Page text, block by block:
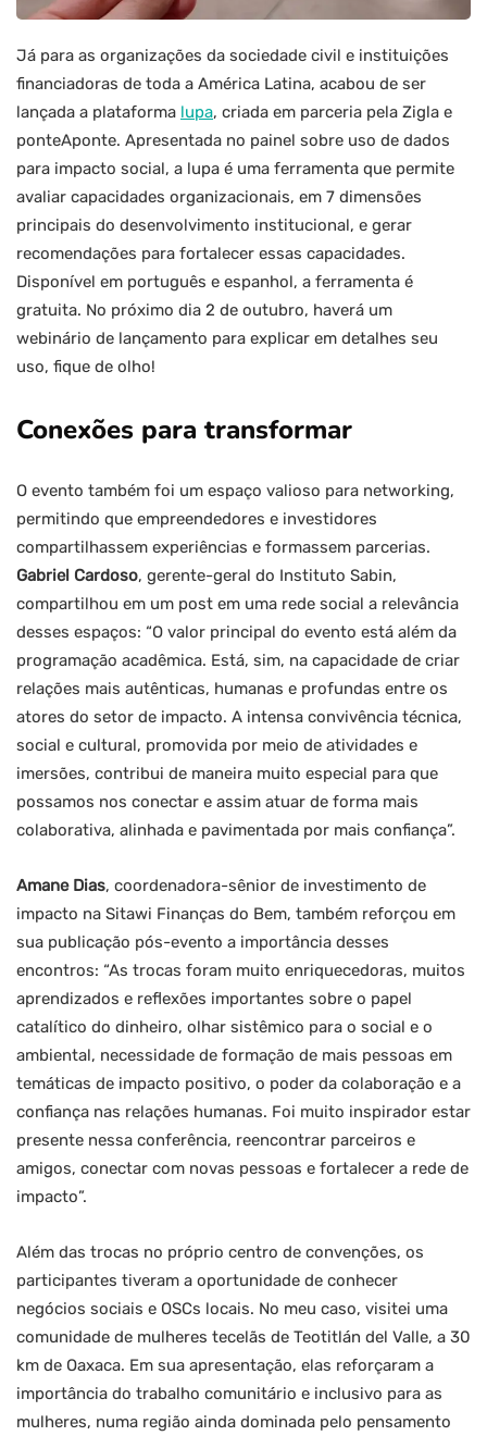
Já para as organizações da sociedade civil e instituições
financiadoras de toda a América Latina, acabou de ser
lançada a plataforma lupa, criada em parceria pela Zigla e
ponteAponte. Apresentada no painel sobre uso de dados
para impacto social, a lupa é uma ferramenta que permite
avaliar capacidades organizacionais, em 7 dimensões
principais do desenvolvimento institucional, e gerar
recomendações para fortalecer essas capacidades.
Disponível em português e espanhol, a ferramenta é
gratuita. No próximo dia 2 de outubro, haverá um
webinário de lançamento para explicar em detalhes seu
uso, fique de olho!
Conexões para transformar
O evento também foi um espaço valioso para networking,
permitindo que empreendedores e investidores
compartilhassem experiências e formassem parcerias.
Gabriel Cardoso, gerente-geral do Instituto Sabin,
compartilhou em um post em uma rede social a relevância
desses espaços: “O valor principal do evento está além da
programação acadêmica. Está, sim, na capacidade de criar
relações mais autênticas, humanas e profundas entre os
atores do setor de impacto. A intensa convivência técnica,
social e cultural, promovida por meio de atividades e
imersões, contribui de maneira muito especial para que
possamos nos conectar e assim atuar de forma mais
colaborativa, alinhada e pavimentada por mais confiança”.
Amane Dias, coordenadora-sênior de investimento de
impacto na Sitawi Finanças do Bem, também reforçou em
sua publicação pós-evento a importância desses
encontros: “As trocas foram muito enriquecedoras, muitos
aprendizados e reflexões importantes sobre o papel
catalítico do dinheiro, olhar sistêmico para o social e o
ambiental, necessidade de formação de mais pessoas em
temáticas de impacto positivo, o poder da colaboração e a
confiança nas relações humanas. Foi muito inspirador estar
presente nessa conferência, reencontrar parceiros e
amigos, conectar com novas pessoas e fortalecer a rede de
impacto”.
Além das trocas no próprio centro de convenções, os
participantes tiveram a oportunidade de conhecer
negócios sociais e OSCs locais. No meu caso, visitei uma
comunidade de mulheres tecelãs de Teotitlán del Valle, a 30
km de Oaxaca. Em sua apresentação, elas reforçaram a
importância do trabalho comunitário e inclusivo para as
mulheres, numa região ainda dominada pelo pensamento